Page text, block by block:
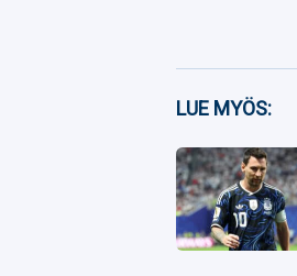
Facebook
Twitter
LUE MYÖS: